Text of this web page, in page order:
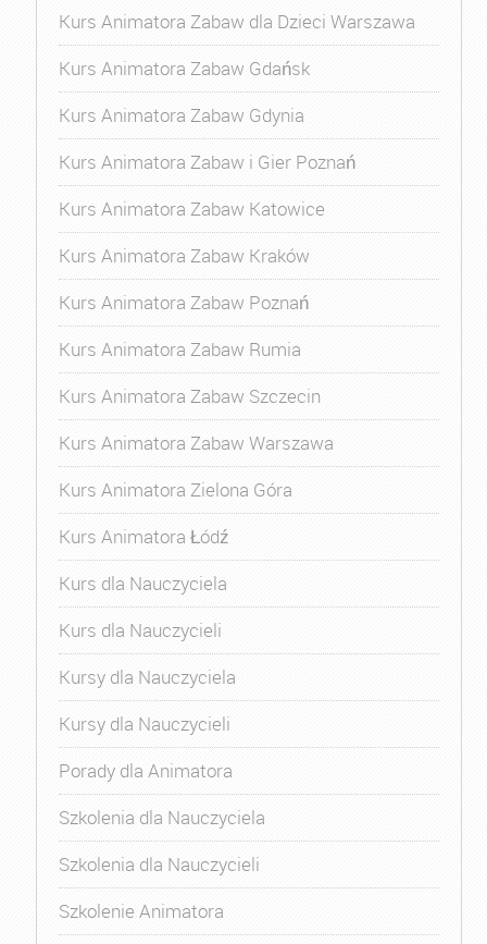
Kurs Animatora Zabaw dla Dzieci Warszawa
Kurs Animatora Zabaw Gdańsk
Kurs Animatora Zabaw Gdynia
Kurs Animatora Zabaw i Gier Poznań
Kurs Animatora Zabaw Katowice
Kurs Animatora Zabaw Kraków
Kurs Animatora Zabaw Poznań
Kurs Animatora Zabaw Rumia
Kurs Animatora Zabaw Szczecin
Kurs Animatora Zabaw Warszawa
Kurs Animatora Zielona Góra
Kurs Animatora Łódź
Kurs dla Nauczyciela
Kurs dla Nauczycieli
Kursy dla Nauczyciela
Kursy dla Nauczycieli
Porady dla Animatora
Szkolenia dla Nauczyciela
Szkolenia dla Nauczycieli
Szkolenie Animatora